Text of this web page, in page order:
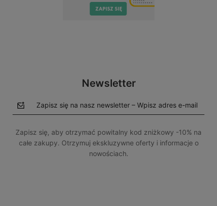
Newsletter
Zapisz się, aby otrzymać powitalny kod zniżkowy -10% na
całe zakupy. Otrzymuj ekskluzywne oferty i informacje o
nowościach.
Zapisz się na nasz newsletter – Wpisz adres e-mail